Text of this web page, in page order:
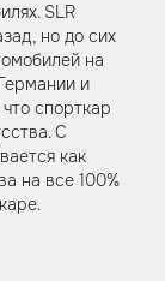
SLR
но до сих
на
и
спорткар
С
как
на все 100%